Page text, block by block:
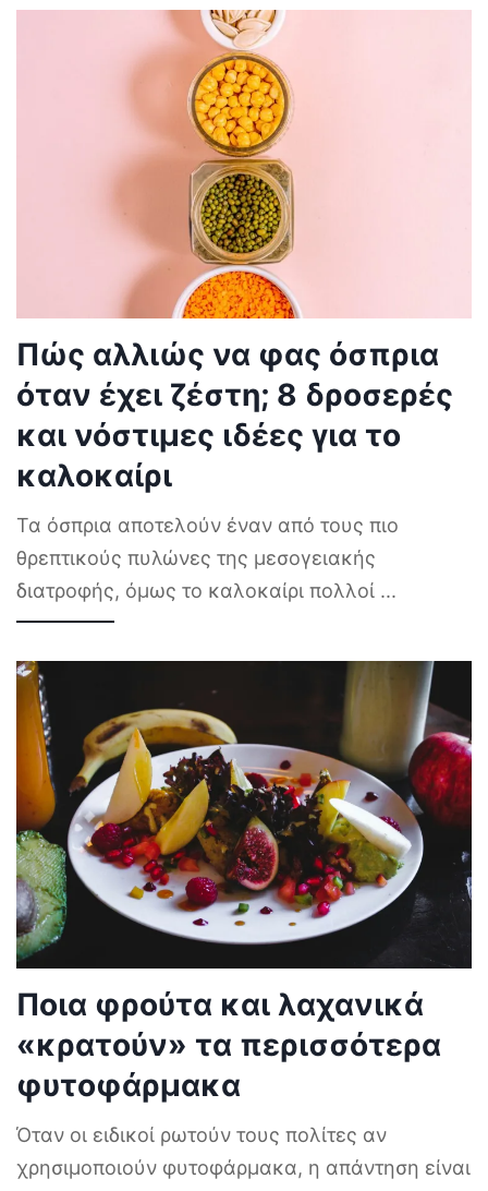
Πώς αλλιώς να φας όσπρια
όταν έχει ζέστη; 8 δροσερές
και νόστιμες ιδέες για το
καλοκαίρι
Τα όσπρια αποτελούν έναν από τους πιο
θρεπτικούς πυλώνες της μεσογειακής
διατροφής, όμως το καλοκαίρι πολλοί ...
Ποια φρούτα και λαχανικά
«κρατούν» τα περισσότερα
φυτοφάρμακα
Όταν οι ειδικοί ρωτούν τους πολίτες αν
χρησιμοποιούν φυτοφάρμακα, η απάντηση είναι